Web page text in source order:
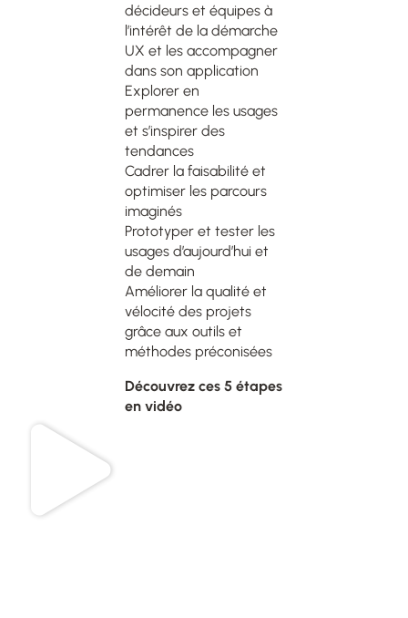
décideurs et équipes à
l’intérêt de la démarche
UX et les accompagner
dans son application
Explorer en
permanence les usages
et s’inspirer des
tendances
Cadrer la faisabilité et
optimiser les parcours
imaginés
Prototyper et tester les
usages d’aujourd’hui et
de demain
Améliorer la qualité et
vélocité des projets
grâce aux outils et
méthodes préconisées
Découvrez ces 5 étapes
en vidéo